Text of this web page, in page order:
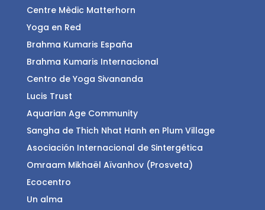
Centre Mèdic Matterhorn
Yoga en Red
Brahma Kumaris España
Brahma Kumaris Internacional
Centro de Yoga Sivananda
Lucis Trust
Aquarian Age Community
Sangha de Thich Nhat Hanh en Plum Village
Asociación Internacional de Sintergética
Omraam Mikhaël Aïvanhov (Prosveta)
Ecocentro
Un alma